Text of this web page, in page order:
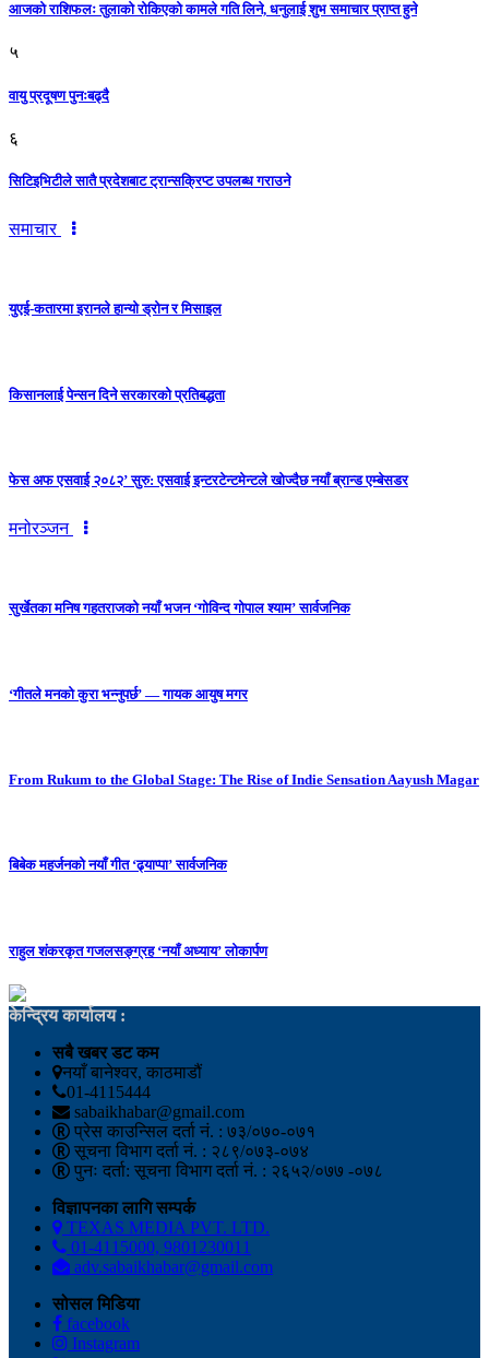
आजको राशिफलः तुलाकाे रोकिएको कामले गति लिने, धनुलाई शुभ समाचार प्राप्त हुने
५
वायु प्रदूषण पुनःबढ्दै
६
सिटिइभिटीले सातै प्रदेशबाट ट्रान्सक्रिप्ट उपलब्ध गराउने
समाचार
युएई-कतारमा इरानले हान्यो ड्रोन र मिसाइल
किसानलाई पेन्सन दिने सरकारको प्रतिबद्धता
फेस अफ एसवाई २०८२’ सुरु: एसवाई इन्टरटेन्टमेन्टले खोज्दैछ नयाँ ब्रान्ड एम्बेसडर
मनोरञ्जन
सुर्खेतका मनिष गहतराजको नयाँ भजन ‘गोविन्द गोपाल श्याम’ सार्वजनिक
‘गीतले मनको कुरा भन्नुपर्छ’ — गायक आयुष मगर
From Rukum to the Global Stage: The Rise of Indie Sensation Aayush Magar
बिबेक महर्जनको नयाँ गीत ‘ढ्याप्पा’ सार्वजनिक
राहुल शंकरकृत गजलसङ्ग्रह ‘नयाँ अध्याय’ लोकार्पण
केन्द्रिय कार्यालय :
सबै खबर डट कम
नयाँ बानेश्वर, काठमाडौं
01-4115444
sabaikhabar@gmail.com
प्रेस काउन्सिल दर्ता नं. : ७३/०७०-०७१
सूचना विभाग दर्ता नं. : २८९/०७३-०७४
पुनः दर्ता: सूचना विभाग दर्ता नं. : २६५२/०७७ -०७८
विज्ञापनका लागि सम्पर्क
TEXAS MEDIA PVT. LTD.
01-4115000, 9801230011
adv.sabaikhabar@gmail.com
सोसल मिडिया
facebook
Instagram